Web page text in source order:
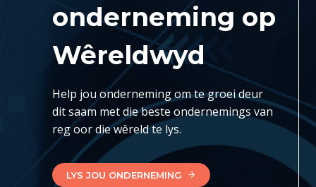
onderneming op
Wêreldwyd
Help jou onderneming om te groei deur
dit saam met die beste ondernemings van
reg oor die wêreld te lys.
LYS JOU ONDERNEMING